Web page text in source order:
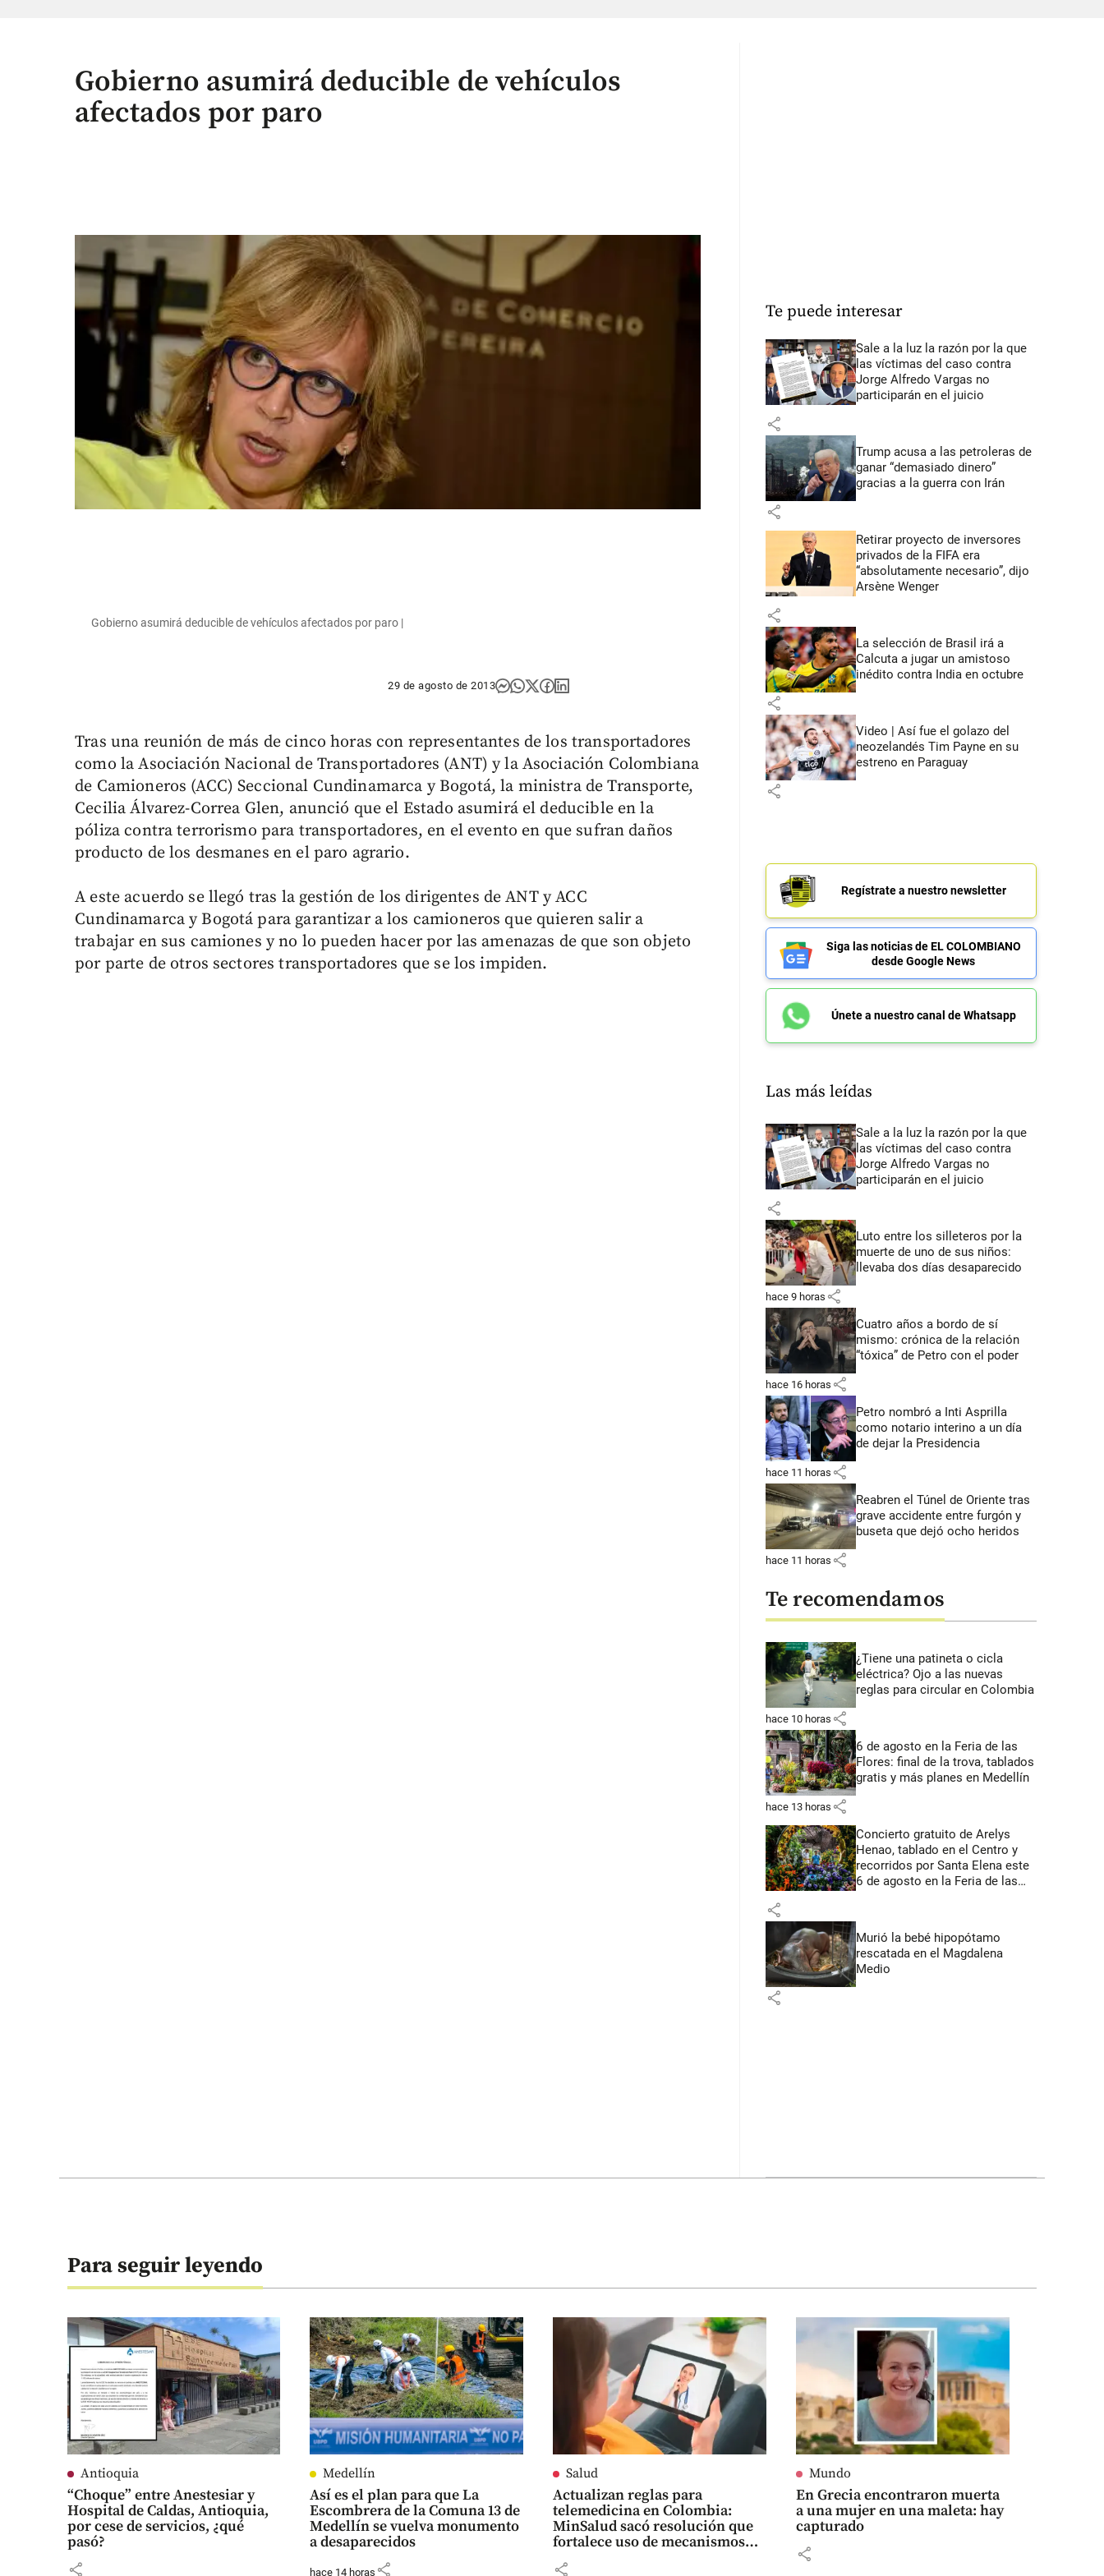
Gobierno asumirá deducible de vehículos
afectados por paro
Gobierno asumirá deducible de vehículos afectados por paro |
29 de agosto de 2013
Tras una reunión de más de cinco horas con representantes de los transportadores
como la Asociación Nacional de Transportadores (ANT) y la Asociación Colombiana
de Camioneros (ACC) Seccional Cundinamarca y Bogotá, la ministra de Transporte,
Cecilia Álvarez-Correa Glen, anunció que el Estado asumirá el deducible en la
póliza contra terrorismo para transportadores, en el evento en que sufran daños
producto de los desmanes en el paro agrario.
A este acuerdo se llegó tras la gestión de los dirigentes de ANT y ACC
Cundinamarca y Bogotá para garantizar a los camioneros que quieren salir a
trabajar en sus camiones y no lo pueden hacer por las amenazas de que son objeto
por parte de otros sectores transportadores que se los impiden.
Te puede interesar
Sale a la luz la razón por la que
las víctimas del caso contra
Jorge Alfredo Vargas no
participarán en el juicio
share
Trump acusa a las petroleras de
ganar “demasiado dinero”
gracias a la guerra con Irán
share
Retirar proyecto de inversores
privados de la FIFA era
“absolutamente necesario”, dijo
Arsène Wenger
share
La selección de Brasil irá a
Calcuta a jugar un amistoso
inédito contra India en octubre
share
Video | Así fue el golazo del
neozelandés Tim Payne en su
estreno en Paraguay
share
Regístrate a nuestro newsletter
Siga las noticias de EL COLOMBIANO
desde Google News
Únete a nuestro canal de Whatsapp
Las más leídas
Sale a la luz la razón por la que
las víctimas del caso contra
Jorge Alfredo Vargas no
participarán en el juicio
share
Luto entre los silleteros por la
muerte de uno de sus niños:
llevaba dos días desaparecido
hace 9 horas share
Cuatro años a bordo de sí
mismo: crónica de la relación
“tóxica” de Petro con el poder
hace 16 horas share
Petro nombró a Inti Asprilla
como notario interino a un día
de dejar la Presidencia
hace 11 horas share
Reabren el Túnel de Oriente tras
grave accidente entre furgón y
buseta que dejó ocho heridos
hace 11 horas share
Te recomendamos
¿Tiene una patineta o cicla
eléctrica? Ojo a las nuevas
reglas para circular en Colombia
hace 10 horas share
6 de agosto en la Feria de las
Flores: final de la trova, tablados
gratis y más planes en Medellín
hace 13 horas share
Concierto gratuito de Arelys
Henao, tablado en el Centro y
recorridos por Santa Elena este
6 de agosto en la Feria de las
share
Murió la bebé hipopótamo
rescatada en el Magdalena
Medio
share
Para seguir leyendo
Antioquia
“Choque” entre Anestesiar y
Hospital de Caldas, Antioquia,
por cese de servicios, ¿qué
pasó?
share
Medellín
Así es el plan para que La
Escombrera de la Comuna 13 de
Medellín se vuelva monumento
a desaparecidos
hace 14 horas share
Salud
Actualizan reglas para
telemedicina en Colombia:
MinSalud sacó resolución que
fortalece uso de mecanismos
digitales
share
Mundo
En Grecia encontraron muerta
a una mujer en una maleta: hay
capturado
share